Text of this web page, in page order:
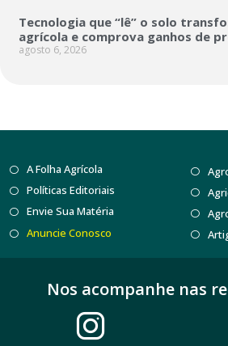
Tecnologia que “lê” o solo
agrícola e comprova ganhos de
agosto 6, 2026
A Folha Agrícola
Políticas Editoriais
Envie Sua Matéria
Anuncie Conosco
Nos acompanhe nas